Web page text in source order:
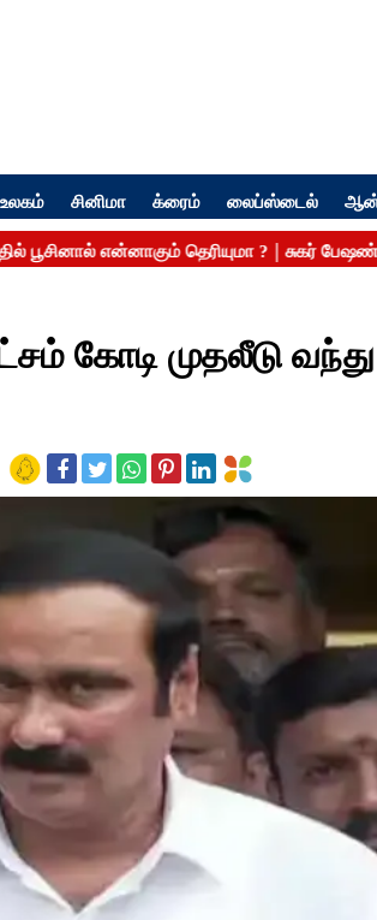
உலகம் சினிமா க்ரைம் லைப்ஸ்டைல்
கோடி முதலீடு